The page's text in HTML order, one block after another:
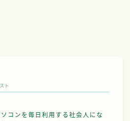
ト
コンを毎日利用する社会人にな